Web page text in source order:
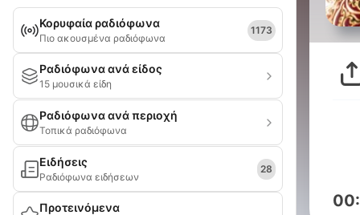
Κορυφαία ραδιόφωνα
Πιο ακουσμένα ραδιόφωνα
1173
Ραδιόφωνα ανά είδος
15 μουσικά είδη
Ραδιόφωνα ανά περιοχή
Τοπικά ραδιόφωνα
Ειδήσεις
Ραδιόφωνα ειδήσεων
28
Προτεινόμενα